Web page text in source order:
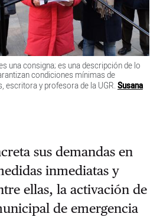
una consigna; es una descripción de lo
condiciones mínimas de
escritora y profesora de la UGR. Susana
sus demandas en
inmediatas y
ellas, la activación de
de emergencia